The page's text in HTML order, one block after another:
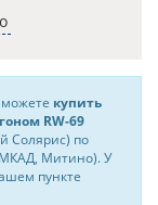
купить
RW-69
Солярис) по
Митино). У
пункте